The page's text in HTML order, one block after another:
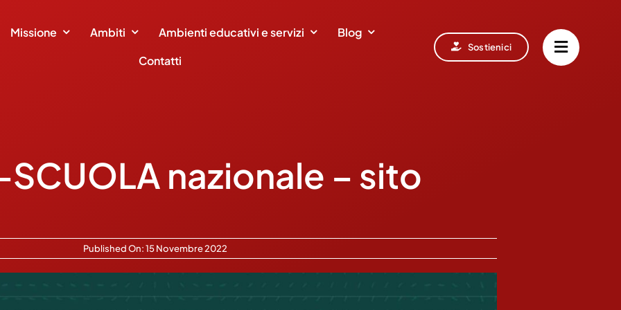
Missione Ambiti Ambienti educativi e servizi
Blog
Contatti
Sostienici
nazionale – sito
Published On: 15 Novembre 2022